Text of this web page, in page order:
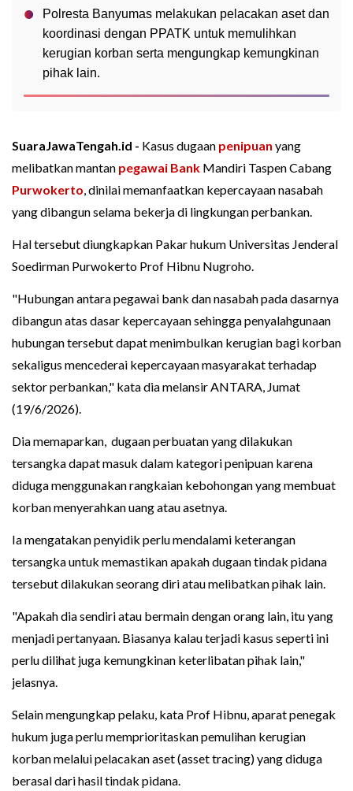
Polresta Banyumas melakukan pelacakan aset dan
koordinasi dengan PPATK untuk memulihkan
kerugian korban serta mengungkap kemungkinan
pihak lain.
SuaraJawaTengah.id - Kasus dugaan penipuan yang
melibatkan mantan pegawai Bank Mandiri Taspen Cabang
Purwokerto, dinilai memanfaatkan kepercayaan nasabah
yang dibangun selama bekerja di lingkungan perbankan.
Hal tersebut diungkapkan Pakar hukum Universitas Jenderal
Soedirman Purwokerto Prof Hibnu Nugroho.
"Hubungan antara pegawai bank dan nasabah pada dasarnya
dibangun atas dasar kepercayaan sehingga penyalahgunaan
hubungan tersebut dapat menimbulkan kerugian bagi korban
sekaligus mencederai kepercayaan masyarakat terhadap
sektor perbankan," kata dia melansir ANTARA, Jumat
(19/6/2026).
Dia memaparkan, dugaan perbuatan yang dilakukan
tersangka dapat masuk dalam kategori penipuan karena
diduga menggunakan rangkaian kebohongan yang membuat
korban menyerahkan uang atau asetnya.
Ia mengatakan penyidik perlu mendalami keterangan
tersangka untuk memastikan apakah dugaan tindak pidana
tersebut dilakukan seorang diri atau melibatkan pihak lain.
"Apakah dia sendiri atau bermain dengan orang lain, itu yang
menjadi pertanyaan. Biasanya kalau terjadi kasus seperti ini
perlu dilihat juga kemungkinan keterlibatan pihak lain,"
jelasnya.
Selain mengungkap pelaku, kata Prof Hibnu, aparat penegak
hukum juga perlu memprioritaskan pemulihan kerugian
korban melalui pelacakan aset (asset tracing) yang diduga
berasal dari hasil tindak pidana.